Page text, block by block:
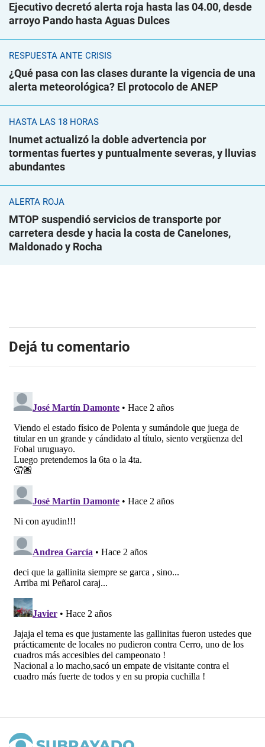
Ejecutivo decretó alerta roja hasta las 04.00, desde
arroyo Pando hasta Aguas Dulces
RESPUESTA ANTE CRISIS
¿Qué pasa con las clases durante la vigencia de una
alerta meteorológica? El protocolo de ANEP
HASTA LAS 18 HORAS
Inumet actualizó la doble advertencia por
tormentas fuertes y puntualmente severas, y lluvias
abundantes
ALERTA ROJA
MTOP suspendió servicios de transporte por
carretera desde y hacia la costa de Canelones,
Maldonado y Rocha
Dejá tu comentario